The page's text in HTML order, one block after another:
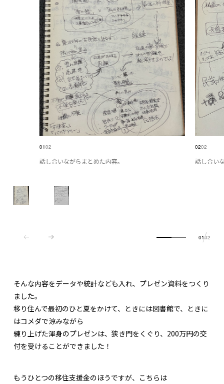
0102
話し合いながらまとめた内容。
0202
話し合い
0102
そんな内容をデータや統計なども入れ、プレゼン資料をつくり
ました。
移り住んで最初のひと夏をかけて、ときには図書館で、ときに
はコメダで涼みながら
練り上げた渾身のプレゼンは、狭き門をくぐり、200万円の交
付を受けることができました！
もうひとつの移住支援金のほうですが、こちらは